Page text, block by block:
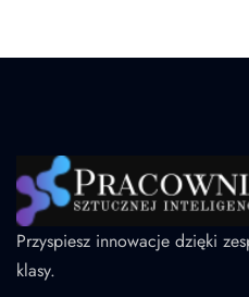
Przyspiesz innowacje dzięki
klasy.